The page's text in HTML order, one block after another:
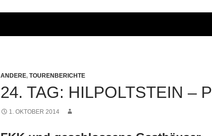
ANDERE, TOURENBERICHTE
24. TAG: HILPOLTSTEIN –
1. OKTOBER 2014